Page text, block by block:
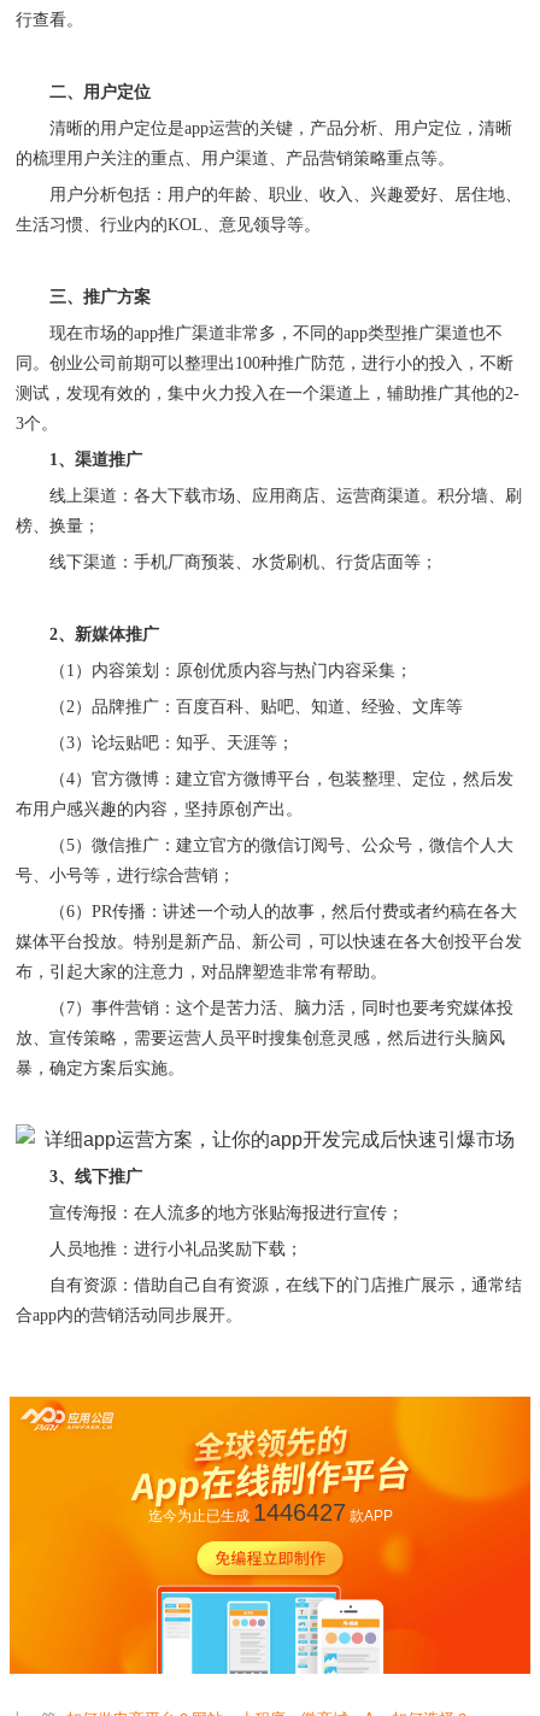
行查看。
二、用户定位
清晰的用户定位是app运营的关键，产品分析、用户定位，清晰
的梳理用户关注的重点、用户渠道、产品营销策略重点等。
用户分析包括：用户的年龄、职业、收入、兴趣爱好、居住地、
生活习惯、行业内的KOL、意见领导等。
三、推广方案
现在市场的app推广渠道非常多，不同的app类型推广渠道也不
同。创业公司前期可以整理出100种推广防范，进行小的投入，不断
测试，发现有效的，集中火力投入在一个渠道上，辅助推广其他的2-
3个。
1、渠道推广
线上渠道：各大下载市场、应用商店、运营商渠道。积分墙、刷
榜、换量；
线下渠道：手机厂商预装、水货刷机、行货店面等；
2、新媒体推广
（ 1）内容策划：原创优质内容与热门内容采集；
（2）品牌推广：百度百科、贴吧、知道、经验、文库等
（3）论坛贴吧：知乎、天涯等；
（4）官方微博：建立官方微博平台，包装整理、定位，然后发
布用户感兴趣的内容，坚持原创产出。
（5）微信推广：建立官方的微信订阅号、公众号，微信个人大
号、小号等，进行综合营销；
（6）PR传播：讲述一个动人的故事，然后付费或者约稿在各大
媒体平台投放。特别是新产品、新公司，可以快速在各大创投平台发
布，引起大家的注意力，对品牌塑造非常有帮助。
（ 7）事件营销：这个是苦力活、脑力活，同时也要考究媒体投
放、宣传策略，需要运营人员平时搜集创意灵感，然后进行头脑风
暴，确定方案后实施。
3、线下推广
宣传海报：在人流多的地方张贴海报进行宣传；
人员地推：进行小礼品奖励下载；
自有资源：借助自己自有资源，在线下的门店推广展示，通常结
合app内的营销活动同步展开。
迄今为止已生成 1446427 款APP